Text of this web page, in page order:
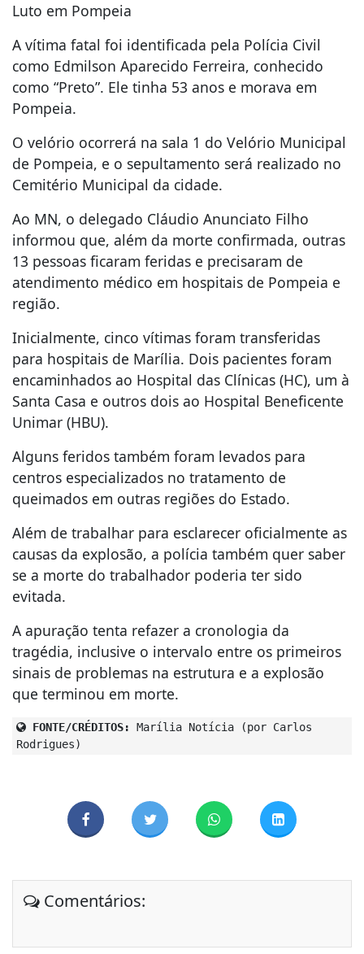
Luto em Pompeia
A vítima fatal foi identificada pela Polícia Civil
como Edmilson Aparecido Ferreira, conhecido
como “Preto”. Ele tinha 53 anos e morava em
Pompeia.
O velório ocorrerá na sala 1 do Velório Municipal
de Pompeia, e o sepultamento será realizado no
Cemitério Municipal da cidade.
Ao MN, o delegado Cláudio Anunciato Filho
informou que, além da morte confirmada, outras
13 pessoas ficaram feridas e precisaram de
atendimento médico em hospitais de Pompeia e
região.
Inicialmente, cinco vítimas foram transferidas
para hospitais de Marília. Dois pacientes foram
encaminhados ao Hospital das Clínicas (HC), um à
Santa Casa e outros dois ao Hospital Beneficente
Unimar (HBU).
Alguns feridos também foram levados para
centros especializados no tratamento de
queimados em outras regiões do Estado.
Além de trabalhar para esclarecer oficialmente as
causas da explosão, a polícia também quer saber
se a morte do trabalhador poderia ter sido
evitada.
A apuração tenta refazer a cronologia da
tragédia, inclusive o intervalo entre os primeiros
sinais de problemas na estrutura e a explosão
que terminou em morte.
FONTE/CRÉDITOS:
Marília Notícia (por Carlos
Rodrigues)
Comentários: